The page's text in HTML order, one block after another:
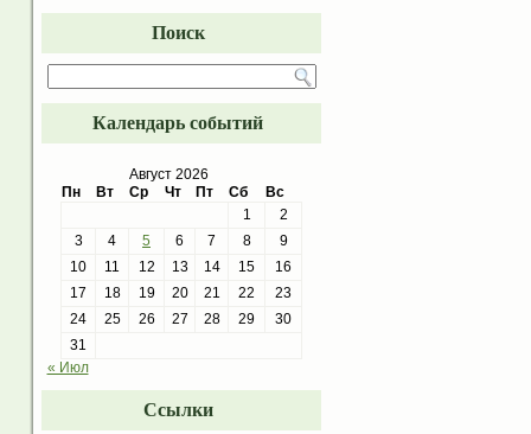
Поиск
Календарь событий
Август 2026
Пн
Вт Ср Чт Пт Сб
Вс
1
2
3
4 5 6 7 8
9
10
11 12 13 14 15
16
17
18 19 20 21 22
23
24
25 26 27 28 29
30
31
« Июл
Ссылки